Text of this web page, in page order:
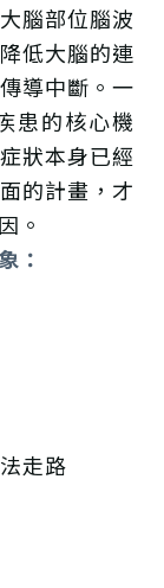
腦部位腦波
低大腦的連
導中斷。一
患的核心機
狀本身已經
的計畫，才
。
：
走路